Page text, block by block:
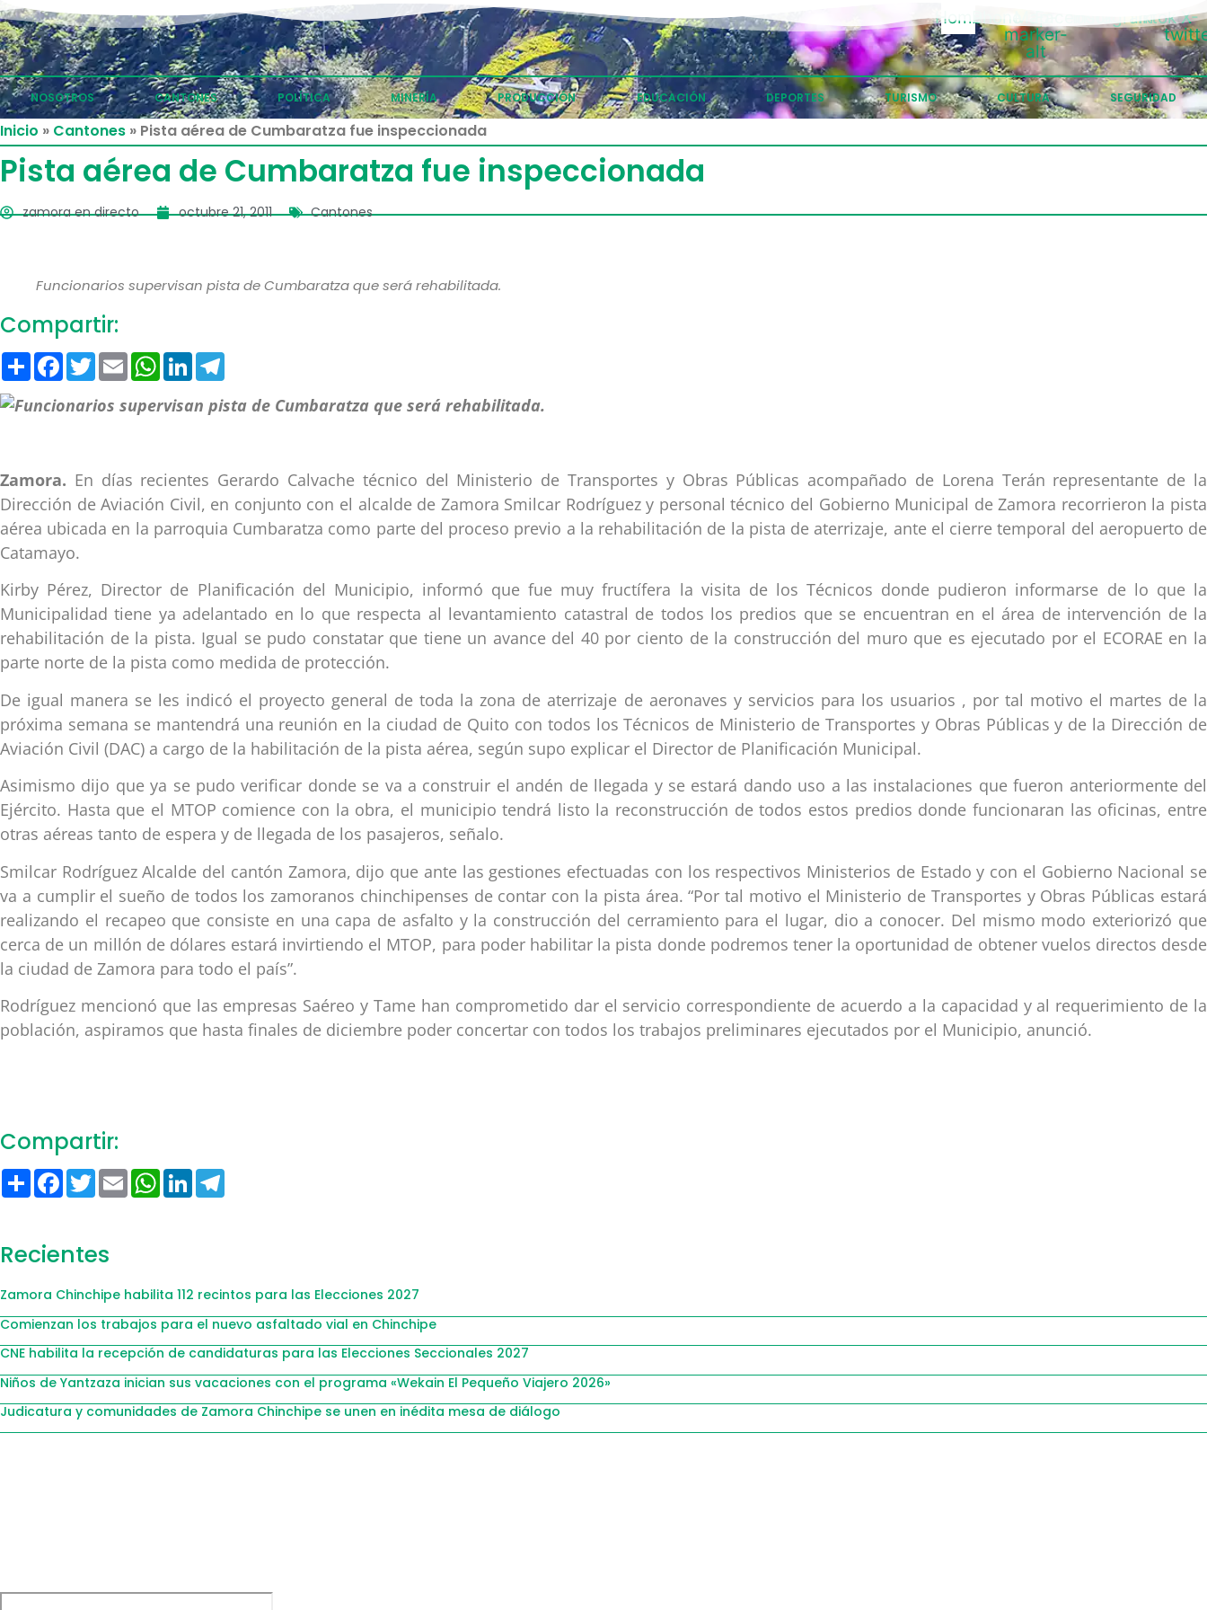
Ir
al
contenido
HomePhoneMap-
marker-
alt
InstagramTiktok X-
NOSOTROS CANTONES POLÍTICA MINERÍA PRODUCCIÓN EDUCACIÓN DEPORTES TURISMO CULTURA SEGURIDAD
Inicio » Cantones » Pista aérea de Cumbaratza fue inspeccionada
Pista aérea de Cumbaratza fue inspeccionada
zamora en directo octubre 21, 2011 Cantones
Funcionarios supervisan pista de Cumbaratza que será rehabilitada.
Compartir:
Compartir
Facebook
TwitterEmailWhatsApp
LinkedIn
Zamora. En días recientes Gerardo Calvache técnico del Ministerio de Transportes y Obras Públicas acompañado de Lorena Terán representante de la
Dirección de Aviación Civil, en conjunto con el alcalde de Zamora Smilcar Rodríguez y personal técnico del Gobierno Municipal de Zamora recorrieron la pista
aérea ubicada en la parroquia Cumbaratza como parte del proceso previo a la rehabilitación de la pista de aterrizaje, ante el cierre temporal del aeropuerto de
Catamayo.
Kirby Pérez, Director de Planificación del Municipio, informó que fue muy fructífera la visita de los Técnicos donde pudieron informarse de lo que la
Municipalidad tiene ya adelantado en lo que respecta al levantamiento catastral de todos los predios que se encuentran en el área de intervención de la
rehabilitación de la pista. Igual se pudo constatar que tiene un avance del 40 por ciento de la construcción del muro que es ejecutado por el ECORAE en la
parte norte de la pista como medida de protección.
De igual manera se les indicó el proyecto general de toda la zona de aterrizaje de aeronaves y servicios para los usuarios , por tal motivo el martes de la
próxima semana se mantendrá una reunión en la ciudad de Quito con todos los Técnicos de Ministerio de Transportes y Obras Públicas y de la Dirección de
Aviación Civil (DAC) a cargo de la habilitación de la pista aérea, según supo explicar el Director de Planificación Municipal.
Asimismo dijo que ya se pudo verificar donde se va a construir el andén de llegada y se estará dando uso a las instalaciones que fueron anteriormente del
Ejército. Hasta que el MTOP comience con la obra, el municipio tendrá listo la reconstrucción de todos estos predios donde funcionaran las oficinas, entre
otras aéreas tanto de espera y de llegada de los pasajeros, señalo.
Smilcar Rodríguez Alcalde del cantón Zamora, dijo que ante las gestiones efectuadas con los respectivos Ministerios de Estado y con el Gobierno Nacional se
va a cumplir el sueño de todos los zamoranos chinchipenses de contar con la pista área. “Por tal motivo el Ministerio de Transportes y Obras Públicas estará
realizando el recapeo que consiste en una capa de asfalto y la construcción del cerramiento para el lugar, dio a conocer. Del mismo modo exteriorizó que
cerca de un millón de dólares estará invirtiendo el MTOP, para poder habilitar la pista donde podremos tener la oportunidad de obtener vuelos directos desde
la ciudad de Zamora para todo el país”.
Rodríguez mencionó que las empresas Saéreo y Tame han comprometido dar el servicio correspondiente de acuerdo a la capacidad y al requerimiento de la
población, aspiramos que hasta finales de diciembre poder concertar con todos los trabajos preliminares ejecutados por el Municipio, anunció.
Compartir:
Compartir
Facebook
TwitterEmailWhatsApp
LinkedIn
Recientes
Zamora Chinchipe habilita 112 recintos para las Elecciones 2027
Comienzan los trabajos para el nuevo asfaltado vial en Chinchipe
CNE habilita la recepción de candidaturas para las Elecciones Seccionales 2027
Niños de Yantzaza inician sus vacaciones con el programa «Wekain El Pequeño Viajero 2026»
Judicatura y comunidades de Zamora Chinchipe se unen en inédita mesa de diálogo